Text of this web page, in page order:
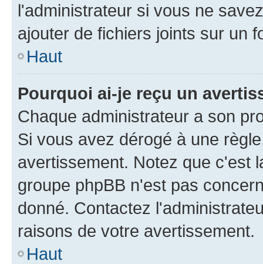
l'administrateur si vous ne
ajouter de fichiers joints sur un
Haut
Pourquoi ai-je reçu un
Chaque administrateur a son
Si vous avez dérogé à une
avertissement. Notez que c'est
groupe phpBB n'est pas
donné. Contactez
raisons de votre avertissement.
Haut